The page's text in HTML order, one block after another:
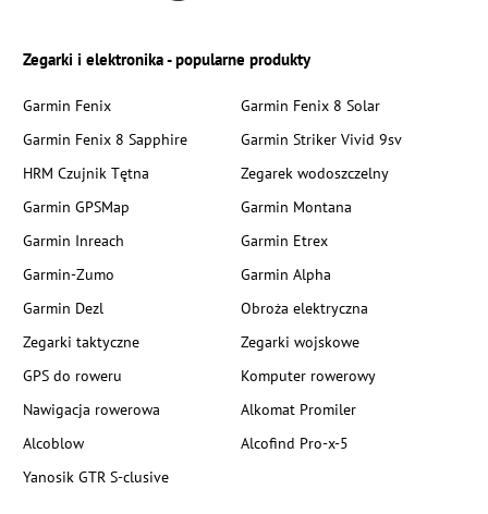
Zegarki i elektronika - popularne produkty
Garmin Fenix
Garmin Fenix 8 Solar
Garmin Fenix 8 Sapphire
Garmin Striker Vivid 9sv
HRM Czujnik Tętna
Zegarek wodoszczelny
Garmin GPSMap
Garmin Montana
Garmin Inreach
Garmin Etrex
Garmin-Zumo
Garmin Alpha
Garmin Dezl
Obroża elektryczna
Zegarki taktyczne
Zegarki wojskowe
GPS do roweru
Komputer rowerowy
Nawigacja rowerowa
Alkomat Promiler
Alcoblow
Alcofind Pro-x-5
Yanosik GTR S-clusive